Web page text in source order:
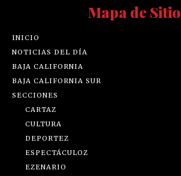
Mapa de Sitio
INICIO
NOTICIAS DEL DÍA
BAJA CALIFORNIA
BAJA CALIFORNIA SUR
SECCIONES
CARTAZ
CULTURA
DEPORTEZ
ESPECTÁCULOZ
EZENARIO